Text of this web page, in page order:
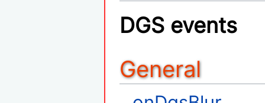
DGS events
General